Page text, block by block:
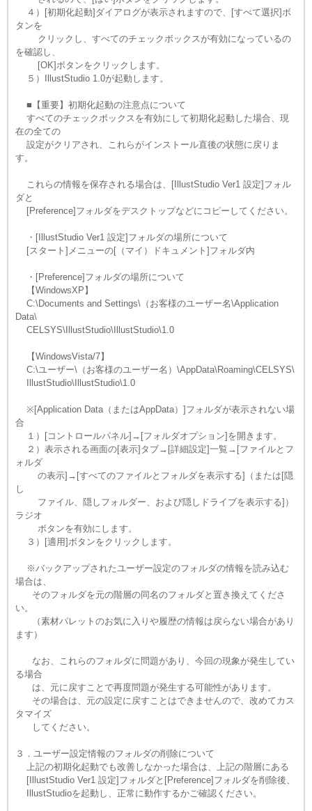
４）[初期化起動]ダイアログが表示されますので、[すべて選択]ボ
タンを
クリックし、すべてのチェックボックスが有効になっているの
を確認し、
[OK]ボタンをクリックします。
５）IllustStudio 1.0が起動します。
■【重要】初期化起動の注意点について
すべてのチェックボックスを有効にして初期化起動した場合、現
在の全ての
設定がクリアされ、これらがインストール直後の状態に戻りま
す。
これらの情報を保存される場合は、[IllustStudio Ver1 設定]フォル
ダと
[Preference]フォルダをデスクトップなどにコピーしてください。
・[IllustStudio Ver1 設定]フォルダの場所について
[スタート]メニューの[（マイ）ドキュメント]フォルダ内
・[Preference]フォルダの場所について
【WindowsXP】
C:\Documents and Settings\（お客様のユーザー名\Application
Data\
CELSYS\IllustStudio\IllustStudio\1.0
【WindowsVista/7】
C:\ユーザー\（お客様のユーザー名）\AppData\Roaming\CELSYS\
IllustStudio\IllustStudio\1.0
※[Application Data（またはAppData）]フォルダが表示されない場
合
１）[コントロールパネル]→[フォルダオプション]を開きます。
２）表示される画面の[表示]タブ→[詳細設定]一覧→[ファイルとフ
ォルダ
の表示]→[すべてのファイルとフォルダを表示する]（または[隠
し
ファイル、隠しフォルダー、および隠しドライブを表示する]）
ラジオ
ボタンを有効にします。
３）[適用]ボタンをクリックします。
※バックアップされたユーザー設定のフォルダの情報を読み込む
場合は、
そのフォルダを元の階層の同名のフォルダと置き換えてくださ
い。
（素材パレットのお気に入りや履歴の情報は戻らない場合があり
ます）
なお、これらのフォルダに問題があり、今回の現象が発生してい
る場合
は、元に戻すことで再度問題が発生する可能性があります。
その場合は、元の設定に戻すことはできませんので、改めてカス
タマイズ
してください。
３．ユーザー設定情報のフォルダの削除について
上記の初期化起動でも改善しなかった場合は、上記の階層にある
[IllustStudio Ver1 設定]フォルダと[Preference]フォルダを削除後、
IllustStudioを起動し、正常に動作するかご確認ください。